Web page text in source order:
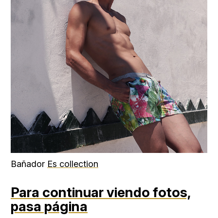
Bañador Es collection
Para continuar viendo fotos,
pasa página